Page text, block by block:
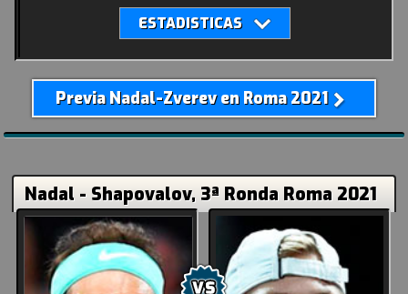
Previa Nadal-Zverev en Roma 2021
Nadal - Shapovalov, 3ª Ronda Roma 2021